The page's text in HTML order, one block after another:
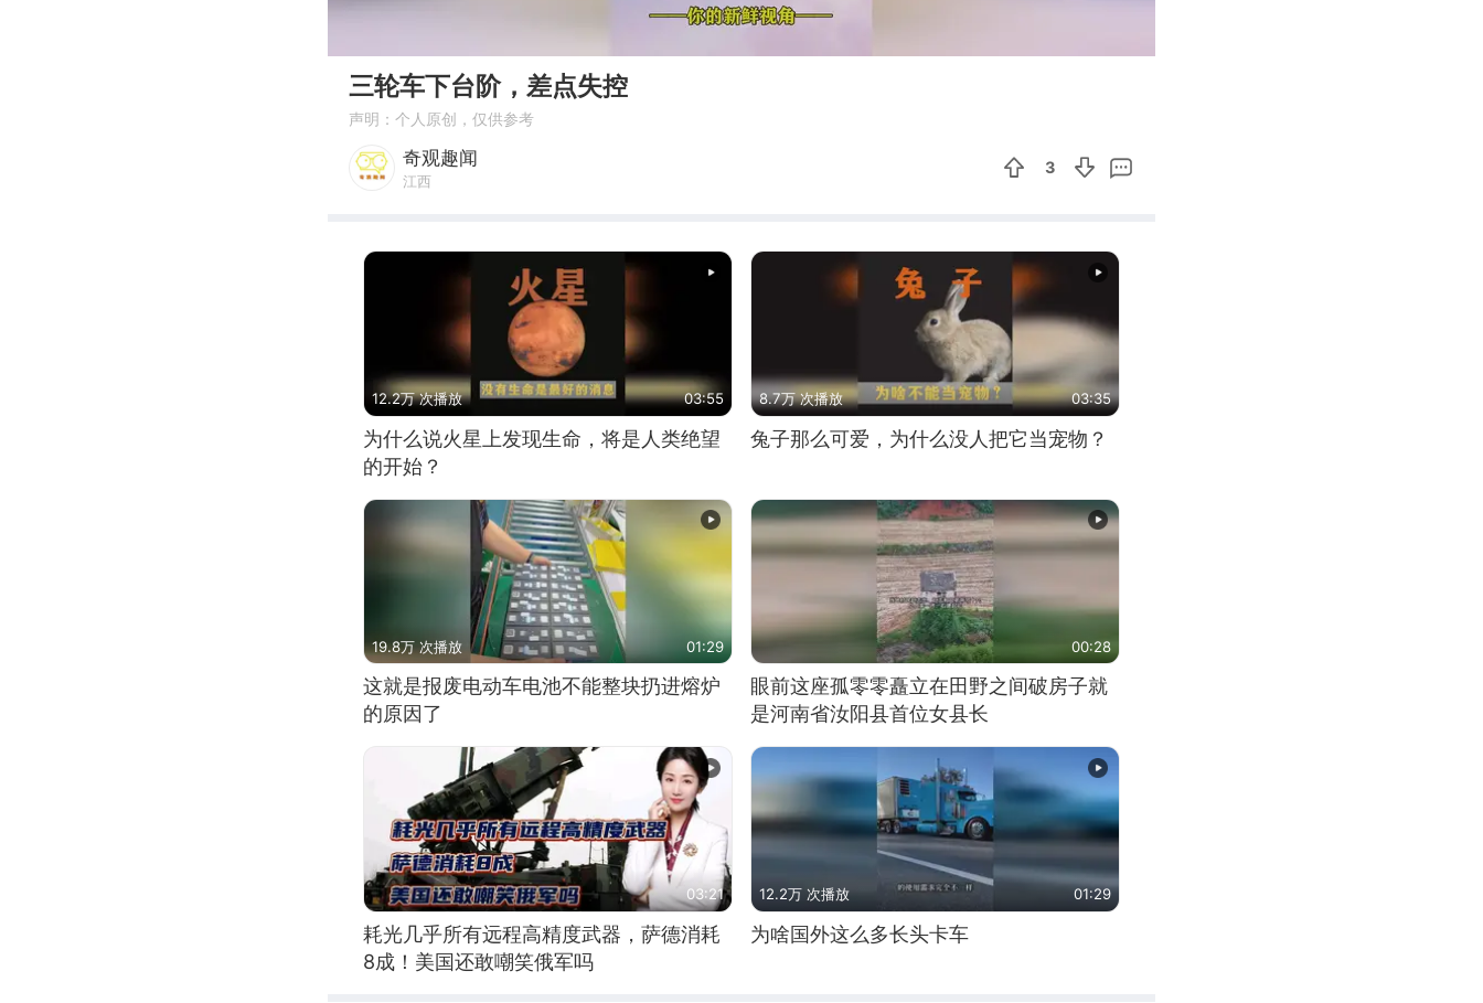
三轮车下台阶，差点失控
声明：个人原创，仅供参考
奇观趣闻
江西
3
12.2万 次播放 03:55
为什么说火星上发现生命，将是人类绝望
的开始？
8.7万 次播放 03:35
兔子那么可爱，为什么没人把它当宠物？
19.8万 次播放 01:29
这就是报废电动车电池不能整块扔进熔炉
的原因了
00:28
眼前这座孤零零矗立在田野之间破房子就
是河南省汝阳县首位女县长
03:21
耗光几乎所有远程高精度武器，萨德消耗
8成！美国还敢嘲笑俄军吗
12.2万 次播放 01:29
为啥国外这么多长头卡车